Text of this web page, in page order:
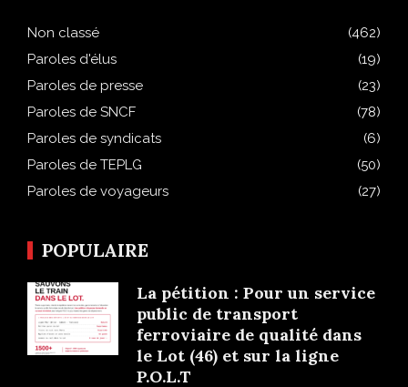
Non classé
(462)
Paroles d'élus
(19)
Paroles de presse
(23)
Paroles de SNCF
(78)
Paroles de syndicats
(6)
Paroles de TEPLG
(50)
Paroles de voyageurs
(27)
POPULAIRE
La pétition : Pour un service
public de transport
ferroviaire de qualité dans
le Lot (46) et sur la ligne
P.O.L.T